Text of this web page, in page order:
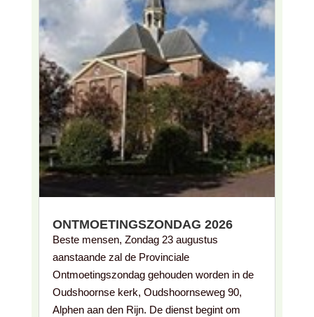
ONTMOETINGSZONDAG 2026
Beste mensen, Zondag 23 augustus
aanstaande zal de Provinciale
Ontmoetingszondag gehouden worden in de
Oudshoornse kerk, Oudshoornseweg 90,
Alphen aan den Rijn. De dienst begint om